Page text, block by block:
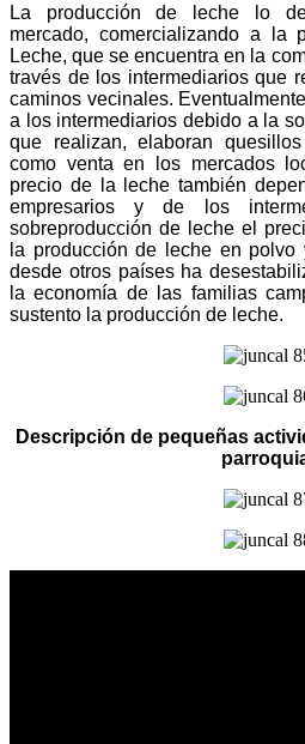
La producción de leche lo
mercado, comercializando a la
Leche, que se encuentra en la
través de los intermediarios que
caminos vecinales.
a los intermediarios debido a la
que realizan, elaboran
como venta en los mercados
precio de la leche también
empresarios y de los
sobreproducción de leche el
la producción de leche en
desde otros países ha
la economía de las familias
sustento la producción de leche.
Descripción de pequeñas